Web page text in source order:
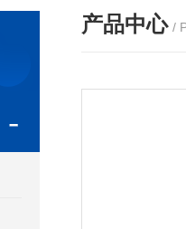
产品中心 /